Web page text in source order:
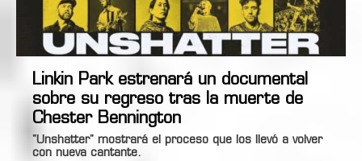
Linkin Park estrenará un documental
sobre su regreso tras la muerte de
Chester Bennington
"Unshatter" mostrará el proceso que los llevó a volver
con nueva cantante.